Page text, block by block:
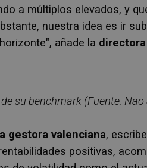
a múltiplos elevados, y
nuestra idea es ir
añade la
su benchmark (Fuente: Nao
gestora valenciana,
positivas,